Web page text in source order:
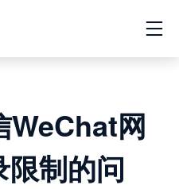
WeChat网
制的问